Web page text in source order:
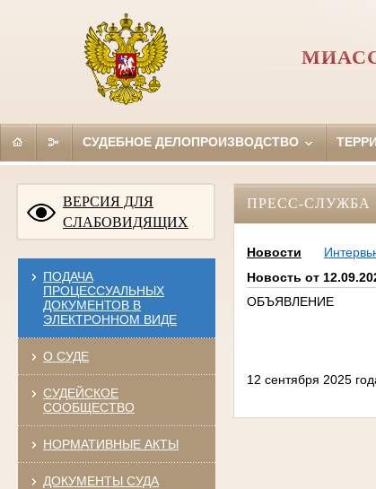
СУДЕБНОЕ ДЕЛОПРОИЗВОДСТВО
ВЕРСИЯ ДЛЯ
СЛАБОВИДЯЩИХ
ПОДАЧА
ПРОЦЕССУАЛЬНЫХ
ДОКУМЕНТОВ В
ЭЛЕКТРОННОМ ВИДЕ
О СУДЕ
СУДЕЙСКОЕ
СООБЩЕСТВО
НОРМАТИВНЫЕ АКТЫ
ДОКУМЕНТЫ СУДА
ПРЕСС-СЛУЖБА
Новости
Новость от
ОБЪЯВЛЕНИЕ
12 сентября 2025